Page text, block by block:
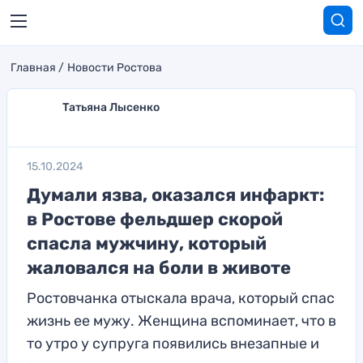
Главная Новости Ростова
Татьяна Лысенко
15.10.2024
Думали язва, оказался инфаркт:
в Ростове фельдшер скорой
спасла мужчину, который
жаловался на боли в животе
Ростовчанка отыскала врача, который спас
жизнь ее мужу. Женщина вспоминает, что в
то утро у супруга появились внезапные и